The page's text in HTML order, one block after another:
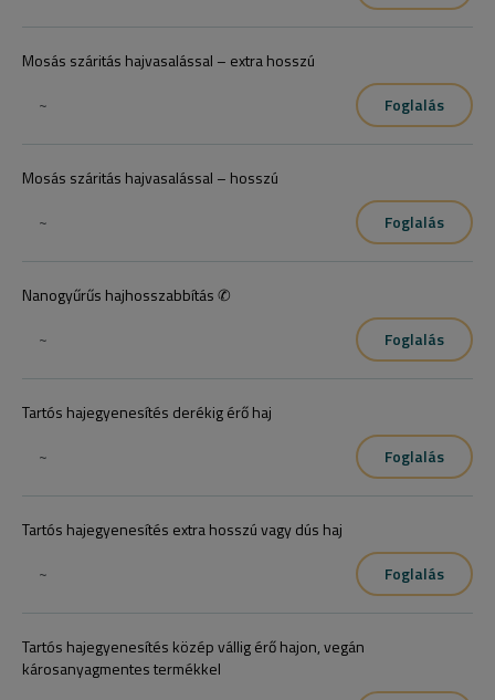
Mosás száritás hajvasalással – extra hosszú
~
Foglalás
Mosás száritás hajvasalással – hosszú
~
Foglalás
Nanogyűrűs hajhosszabbítás ✆
~
Foglalás
Tartós hajegyenesítés derékig érő haj
~
Foglalás
Tartós hajegyenesítés extra hosszú vagy dús haj
~
Foglalás
Tartós hajegyenesítés közép vállig érő hajon, vegán
károsanyagmentes termékkel